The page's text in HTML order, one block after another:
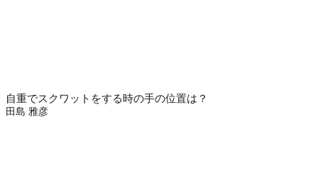
自重でスクワットをする時の手の位置は？
田島 雅彦